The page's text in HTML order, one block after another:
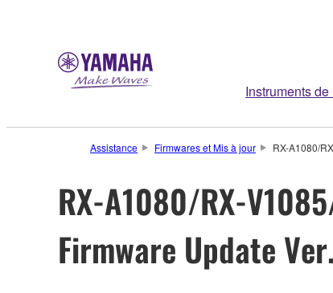
Instruments
Assistance Firmwares et Mis à jour RX-A1080/
RX-A1080/RX-
Firmware Update